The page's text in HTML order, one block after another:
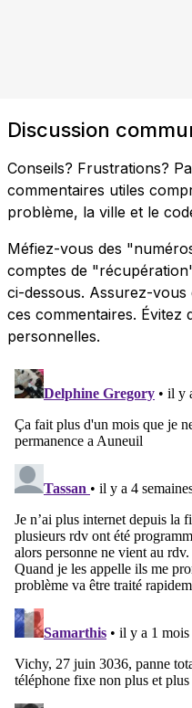
Discussion
Conseils? Frustrations?
commentaires utiles
problème, la ville et le
Méfiez-vous des
comptes de
ci-dessous. Assurez-
ces commentaires. Évitez
personnelles.